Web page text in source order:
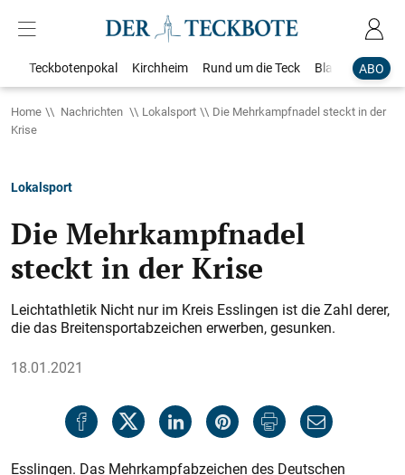
ABO
Teckbotenpokal Kirchheim Rund um die Teck Blaulicht
Home Nachrichten Lokalsport
Die Mehrkampfnadel steckt in der
Krise
Lokalsport
Die Mehrkampfnadel
steckt in der Krise
Leichtathletik Nicht nur im Kreis Esslingen ist die Zahl derer,
die das Breitensportabzeichen erwerben, gesunken.
18.01.2021
Esslingen. Das Mehrkampfabzeichen des Deutschen